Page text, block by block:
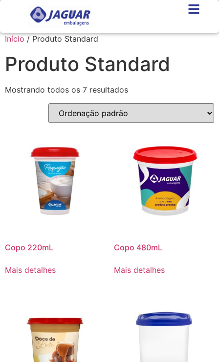
Início / Produto Standard
Produto Standard
Mostrando todos os 7 resultados
Copo 220mL
Mais detalhes
Copo 480mL
Mais detalhes